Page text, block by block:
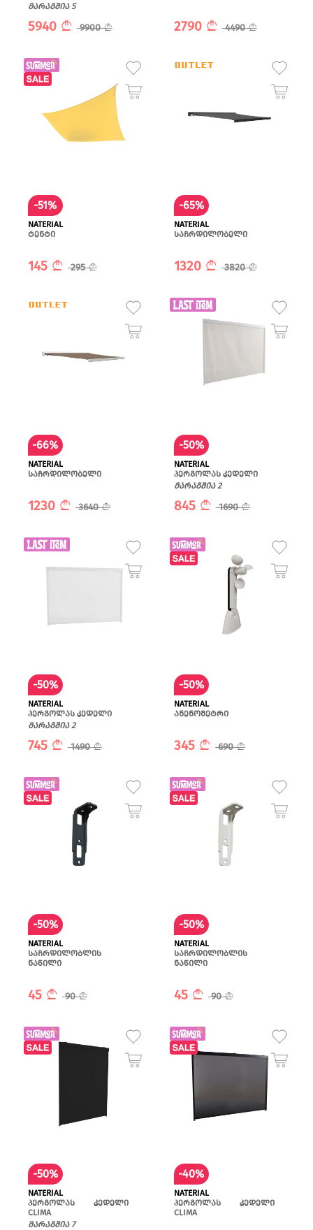
მარაგშია 5
5940 9900 2790 4490
-51%
NATERIAL
ტენტი
145 295
-65%
NATERIAL
საჩრდილობელი
1320 3820
-66%
NATERIAL
საჩრდილობელი
1230 3640
-50%
NATERIAL
პერგოლას კედელი
მარაგშია 2
845 1690
-50%
NATERIAL
პერგოლას კედელი
მარაგშია 2
745 1490
-50%
NATERIAL
ანენომეტრი
345 690
-50%
NATERIAL
საჩრდილობლის
ნაწილი
45 90
-50%
NATERIAL
საჩრდილობლის
ნაწილი
45 90
-50%
NATERIAL
პერგოლას კედელი
CLIMA
მარაგშია 7
-40%
NATERIAL
პერგოლას კედელი
CLIMA